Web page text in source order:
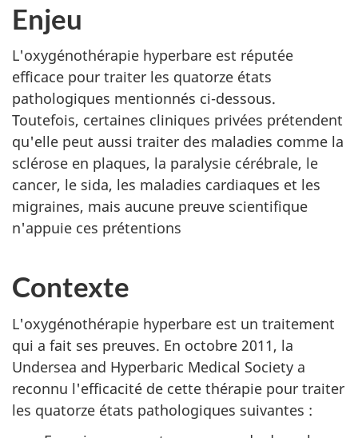
Enjeu
L'oxygénothérapie hyperbare est réputée
efficace pour traiter les quatorze états
pathologiques mentionnés ci-dessous.
Toutefois, certaines cliniques privées prétendent
qu'elle peut aussi traiter des maladies comme la
sclérose en plaques, la paralysie cérébrale, le
cancer, le sida, les maladies cardiaques et les
migraines, mais aucune preuve scientifique
n'appuie ces prétentions
Contexte
L'oxygénothérapie hyperbare est un traitement
qui a fait ses preuves. En octobre 2011, la
Undersea and Hyperbaric Medical Society a
reconnu l'efficacité de cette thérapie pour traiter
les quatorze états pathologiques suivantes :